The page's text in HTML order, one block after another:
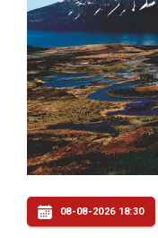
08-08-2026 18:30